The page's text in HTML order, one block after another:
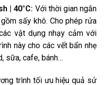
| 40°C: Với thời gian ngắn
sấy khô. Cho phép rửa
vật dụng nhạy cảm với
này cho các vết bẩn nhẹ
sữa, cafe, bánh…
trình tối ưu hiệu quả sử